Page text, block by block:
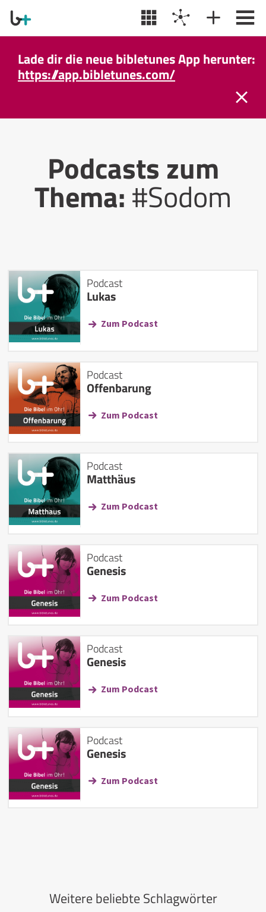
Lade dir die neue bibletunes App herunter:
https://app.bibletunes.com/
Podcasts zum
Thema:#Sodom
Podcast
Lukas
Zum Podcast
Podcast
Offenbarung
Zum Podcast
Podcast
Matthäus
Zum Podcast
Podcast
Genesis
Zum Podcast
Podcast
Genesis
Zum Podcast
Podcast
Genesis
Zum Podcast
Weitere beliebte Schlagwörter